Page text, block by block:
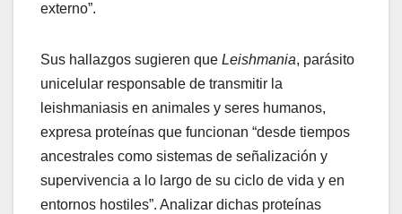
externo”.
Sus hallazgos sugieren que Leishmania, parásito
unicelular responsable de transmitir la
leishmaniasis en animales y seres humanos,
expresa proteínas que funcionan “desde tiempos
ancestrales como sistemas de señalización y
supervivencia a lo largo de su ciclo de vida y en
entornos hostiles”. Analizar dichas proteínas